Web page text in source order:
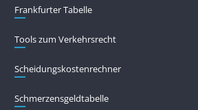
Frankfurter Tabelle
Tools zum Verkehrsrecht
Scheidungskostenrechner
Schmerzensgeldtabelle